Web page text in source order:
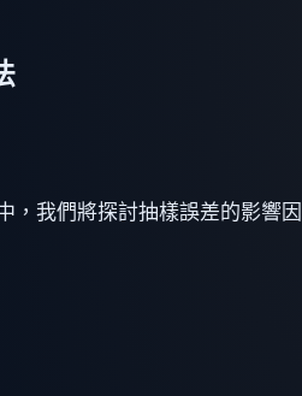
我們將探討抽樣誤差的影響